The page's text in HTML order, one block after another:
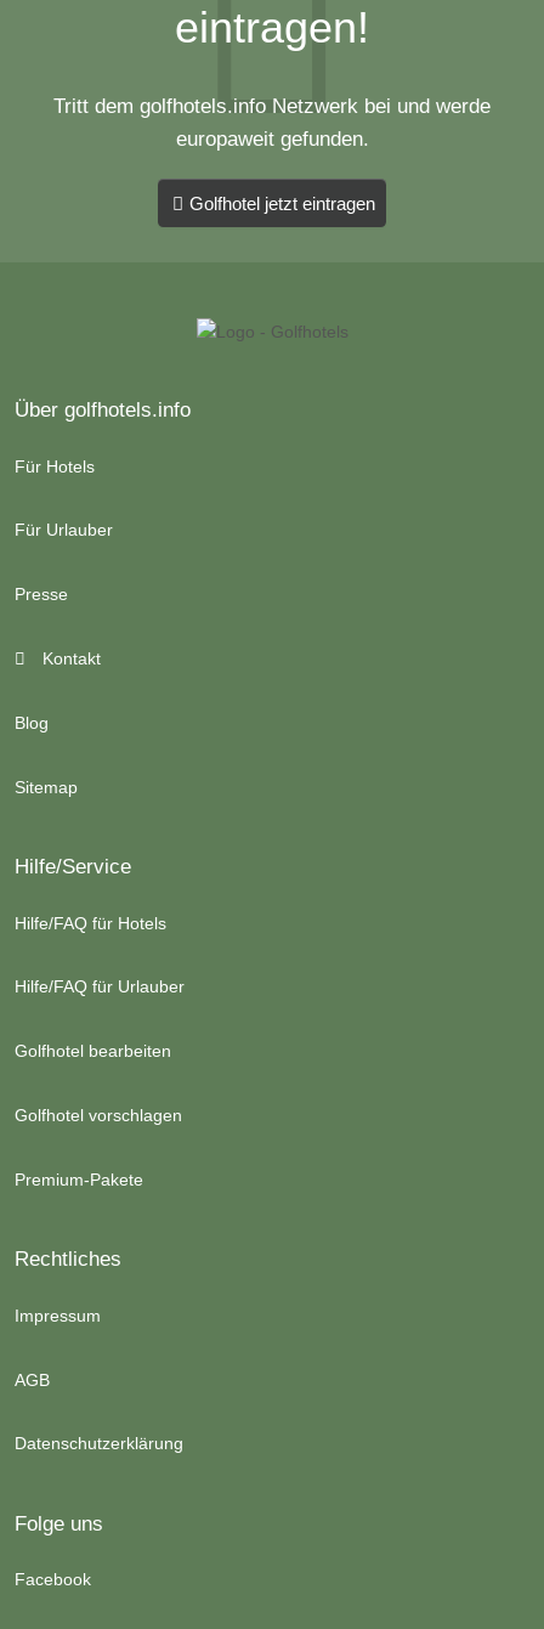
eintragen!
Tritt dem golfhotels.info Netzwerk bei und werde
europaweit gefunden.
Golfhotel jetzt eintragen
Über golfhotels.info
Für Hotels
Für Urlauber
Presse
Kontakt
Blog
Sitemap
Hilfe/Service
Hilfe/FAQ für Hotels
Hilfe/FAQ für Urlauber
Golfhotel bearbeiten
Golfhotel vorschlagen
Premium-Pakete
Rechtliches
Impressum
AGB
Datenschutzerklärung
Folge uns
Facebook